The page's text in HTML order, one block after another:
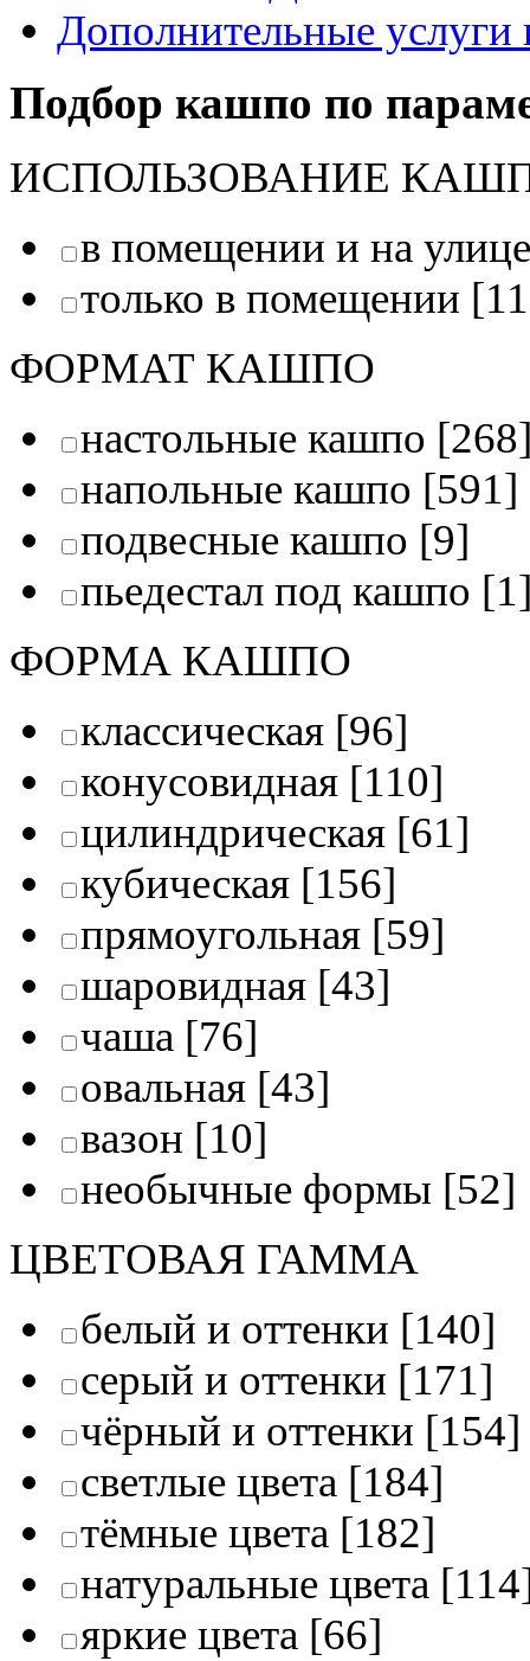
Дополнительные услуги
Подбор кашпо по
ИСПОЛЬЗОВАНИЕ
в помещении и на улице
только в помещении
ФОРМАТ КАШПО
настольные кашпо
напольные кашпо [591]
подвесные кашпо [9]
пьедестал под кашпо
ФОРМА КАШПО
классическая [96]
конусовидная [110]
цилиндрическая [61]
кубическая [156]
прямоугольная [59]
шаровидная [43]
чаша [76]
овальная [43]
вазон [10]
необычные формы [52]
ЦВЕТОВАЯ ГАММА
белый и оттенки [140]
серый и оттенки [171]
чёрный и оттенки [154]
светлые цвета [184]
тёмные цвета [182]
натуральные цвета
яркие цвета [66]